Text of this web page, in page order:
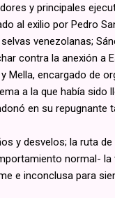
y principales
al exilio por Pedro
venezolanas;
contra la anexión a
Mella, encargado de
a la que había sido
en su repugnante
y desvelos; la ruta
normal- la
e inconclusa para